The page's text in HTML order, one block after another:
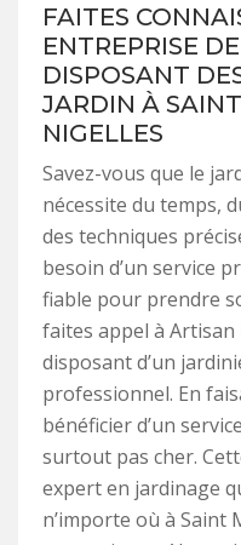
FAITES
ENTREPRISE
DISPOSANT
JARDIN À
NIGELLES
Savez-vous que le
nécessite du temps,
des techniques
besoin d’un service
fiable pour prendre
faites appel à
disposant d’un
professionnel. En
bénéficier d’un
surtout pas cher.
expert en jardinage
n’importe où à Saint